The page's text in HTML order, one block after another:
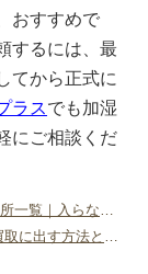
おすすめで
するには、最
てから正式に
ラスでも加湿
にご相談くだ